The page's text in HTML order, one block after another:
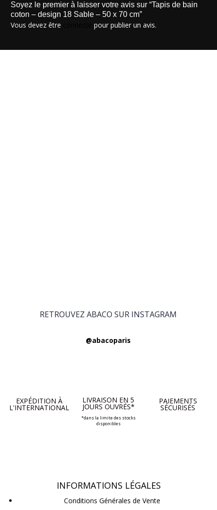
Soyez le premier à laisser votre avis sur “Tapis de bain
coton – design 18 Sable – 50 x 70 cm”
Vous devez être pour publier un avis.
RETROUVEZ ABACO SUR INSTAGRAM
@abacoparis
EXPÉDITION À
L'INTERNATIONAL
LIVRAISON EN 5
JOURS OUVRÉS*
*dans la limite des stocks
disponibles
PAIEMENTS
SÉCURISÉS
INFORMATIONS LÉGALES
Conditions Générales de Vente